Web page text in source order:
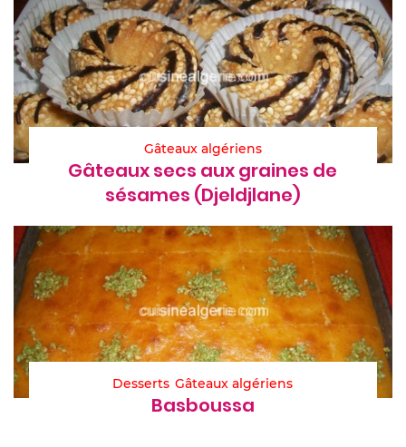
Gâteaux algériens
Gâteaux secs aux graines de
sésames (Djeldjlane)
Desserts Gâteaux algériens
Basboussa